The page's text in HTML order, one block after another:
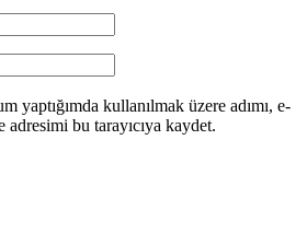
yaptığımda kullanılmak üzere adımı, e-
bu tarayıcıya kaydet.